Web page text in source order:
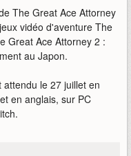
The Great Ace Attorney
vidéo d'aventure The
Great Ace Attorney 2 :
au Japon.
le 27 juillet en
en anglais, sur PC